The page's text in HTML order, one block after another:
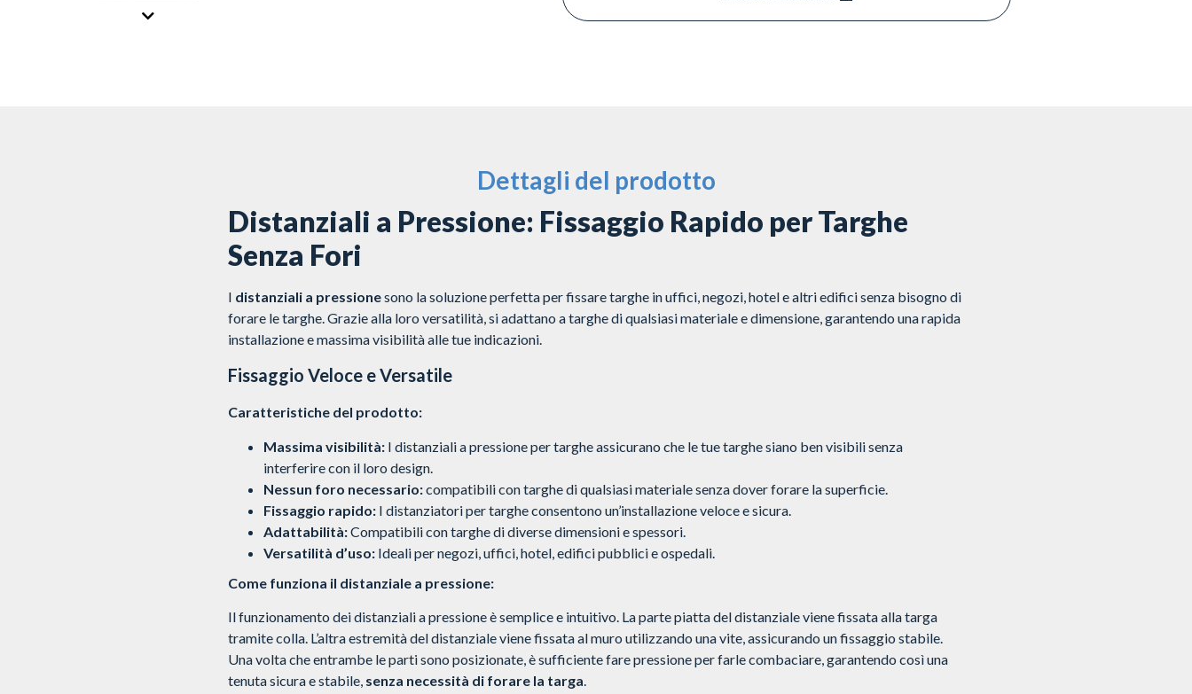
Dettagli del prodotto
Distanziali a Pressione: Fissaggio Rapido per Targhe
Senza Fori
I distanziali a pressionesono la soluzione perfetta per fissare targhe in uffici, negozi, hotel e altri edifici senza bisogno di
forare le targhe. Grazie alla loro versatilità, si adattano a targhe di qualsiasi materiale e dimensione, garantendo una rapida
installazione e massima visibilità alle tue indicazioni.
Fissaggio Veloce e Versatile
Caratteristiche del prodotto:
Massima visibilità:I distanziali a pressione per targhe assicurano che le tue targhe siano ben visibili senza
interferire con il loro design.
Nessun foro necessario:compatibili con targhe di qualsiasi materiale senza dover forare la superficie.
Fissaggio rapido:I distanziatori per targhe consentono un’installazione veloce e sicura.
Adattabilità:Compatibili con targhe di diverse dimensioni e spessori.
Versatilità d’uso:Ideali per negozi, uffici, hotel, edifici pubblici e ospedali.
Come funziona il distanziale a pressione:
Il funzionamento dei distanziali a pressione è semplice e intuitivo. La parte piatta del distanziale viene fissata alla targa
tramite colla. L’altra estremità del distanziale viene fissata al muro utilizzando una vite, assicurando un fissaggio stabile.
Una volta che entrambe le parti sono posizionate, è sufficiente fare pressione per farle combaciare, garantendo così una
tenuta sicura e stabile, senza necessità di forare la targa.